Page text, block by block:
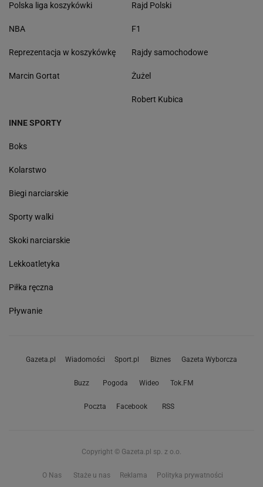
Polska liga koszykówki
NBA
Reprezentacja w koszykówkę
Marcin Gortat
Rajd Polski
F1
Rajdy samochodowe
Żużel
Robert Kubica
INNE SPORTY
Boks
Kolarstwo
Biegi narciarskie
Sporty walki
Skoki narciarskie
Lekkoatletyka
Piłka ręczna
Pływanie
Gazeta.pl Wiadomości Sport.pl Biznes Gazeta Wyborcza
Buzz Pogoda Wideo Tok.FM
Poczta Facebook RSS
Copyright © Gazeta.pl sp. z o.o.
O Nas Staże u nas Reklama Polityka prywatności